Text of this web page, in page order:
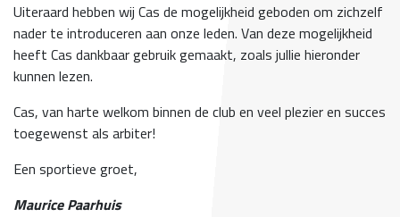
Uiteraard hebben wij Cas de mogelijkheid geboden om zichzelf
nader te introduceren aan onze leden. Van deze mogelijkheid
heeft Cas dankbaar gebruik gemaakt, zoals jullie hieronder
kunnen lezen.
Cas, van harte welkom binnen de club en veel plezier en succes
toegewenst als arbiter!
Een sportieve groet,
Maurice Paarhuis